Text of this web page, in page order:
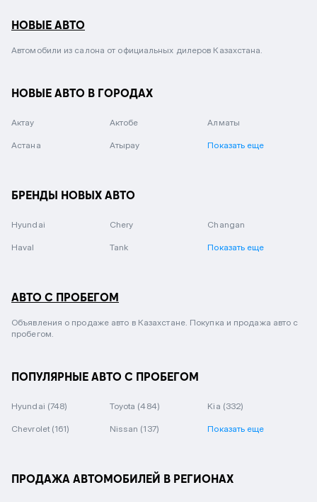
НОВЫЕ АВТО
Автомобили из салона от официальных дилеров Казахстана.
НОВЫЕ АВТО В ГОРОДАХ
Актау Актобе Алматы
Астана Атырау Показать еще
БРЕНДЫ НОВЫХ АВТО
Hyundai Chery Changan
Haval Tank Показать еще
АВТО С ПРОБЕГОМ
Объявления о продаже авто в Казахстане. Покупка и продажа авто с
пробегом.
ПОПУЛЯРНЫЕ АВТО С ПРОБЕГОМ
Hyundai (748) Toyota (484) Kia (332)
Chevrolet (161) Nissan (137) Показать еще
ПРОДАЖА АВТОМОБИЛЕЙ В РЕГИОНАХ